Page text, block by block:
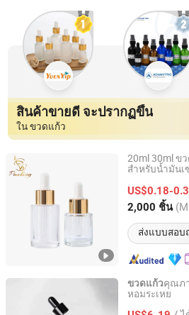
สินค้าขายดี จะปรากฏขึ้น
ใน ขวดแก้ว
20ml 30ml ข
สำหรับน้ำมันเ
US$0.18-0.3
2,000 ชิ้น
ส่งแบบสอบ
Shijiazhuang Fanbao Packaging
Hebei, China อัตราจาก
ขวดแก้วคุณภ
หอมระเหย
Tianjin Aobosi Cosmetics Co., Ltd.